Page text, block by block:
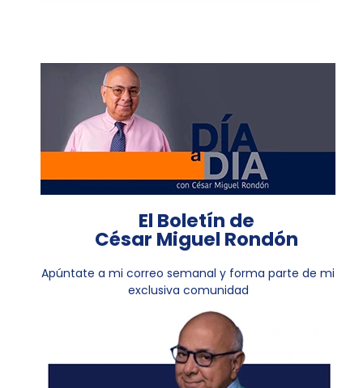
El Boletín de
César Miguel Rondón
Apúntate a mi correo semanal y forma parte de mi
exclusiva comunidad